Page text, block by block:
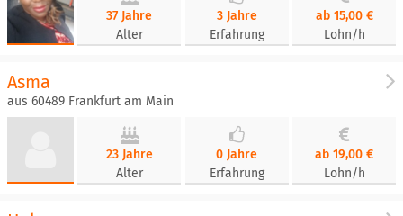
37 Jahre
Alter
3 Jahre
Erfahrung
ab 15,00 €
Lohn/h
Asma
aus 60489 Frankfurt am Main
23 Jahre
Alter
0 Jahre
Erfahrung
ab 19,00 €
Lohn/h